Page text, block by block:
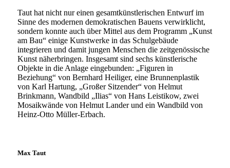
Taut hat nicht nur einen gesamtkünstlerischen Entwurf im
Sinne des modernen demokratischen Bauens verwirklicht,
sondern konnte auch über Mittel aus dem Programm „Kunst
am Bau“ einige Kunstwerke in das Schulgebäude
integrieren und damit jungen Menschen die zeitgenössische
Kunst näherbringen. Insgesamt sind sechs künstlerische
Objekte in die Anlage eingebunden: „Figuren in
Beziehung“ von Bernhard Heiliger, eine Brunnenplastik
von Karl Hartung, „Großer Sitzender“ von Helmut
Brinkmann, Wandbild „Ilias“ von Hans Leistikow, zwei
Mosaikwände von Helmut Lander und ein Wandbild von
Heinz-Otto Müller-Erbach.
Max Taut